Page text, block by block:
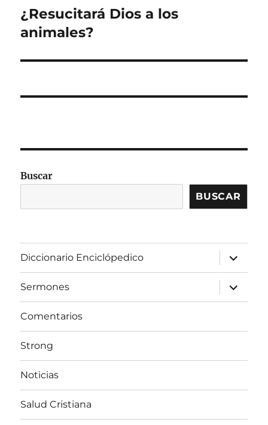
Entrada
siguiente:
¿Resucitará Dios a los
animales?
Buscar
BUSCAR
Diccionario Enciclópedico
expandir
el
menú
inferior
Sermones
expandir
el
menú
Comentarios
Strong
Noticias
Salud Cristiana